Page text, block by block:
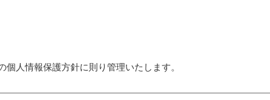
人情報保護方針に則り管理いたします。